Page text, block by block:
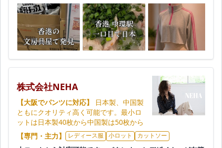
株式会社NEHA
【大阪でパンツに対応】
日本製、中国製
ともにクオリティ高く可能です。最小ロ
ットは日本製40枚から中国製は50枚から
【専門・主力】
レディース服 小ロット カットソー